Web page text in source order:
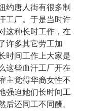
约唐人街有很多制
工厂。于是当时许
这种长时工作，在
许多其它劳工加
时间工作上大家是
这些血汗工厂开在
主觉得华裔女性不
强迫她们长时间工
后还同工不同酬。